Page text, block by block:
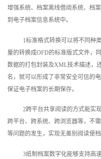
增强系统、档案离线借阅系统、档
到电子档案信息系统中。
1标准格式转换可以将不同种
量的转换成OFD的标准版式文件，
数据的打包封装及XML技术描述，
名，就可以形成了非常安全可信的
保证电子档案的长期保存。
2跨平台共享阅读的方式能实
跨平台、跨系统、跨浏览器等，不
等问题的发生，实现无差别阅读使
3纸制档案数字化能够支持高